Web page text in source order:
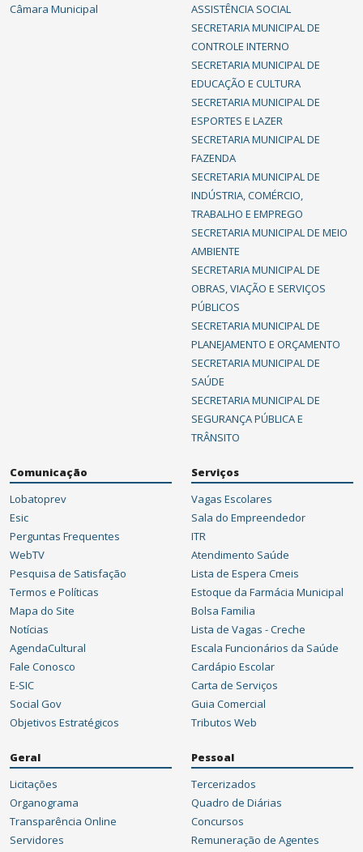
Câmara Municipal
ASSISTÊNCIA SOCIAL
SECRETARIA MUNICIPAL DE
CONTROLE INTERNO
SECRETARIA MUNICIPAL DE
EDUCAÇÃO E CULTURA
SECRETARIA MUNICIPAL DE
ESPORTES E LAZER
SECRETARIA MUNICIPAL DE
FAZENDA
SECRETARIA MUNICIPAL DE
INDÚSTRIA, COMÉRCIO,
TRABALHO E EMPREGO
SECRETARIA MUNICIPAL DE MEIO
AMBIENTE
SECRETARIA MUNICIPAL DE
OBRAS, VIAÇÃO E SERVIÇOS
PÚBLICOS
SECRETARIA MUNICIPAL DE
PLANEJAMENTO E ORÇAMENTO
SECRETARIA MUNICIPAL DE
SAÚDE
SECRETARIA MUNICIPAL DE
SEGURANÇA PÚBLICA E
TRÂNSITO
Comunicação
Lobatoprev
Esic
Perguntas Frequentes
WebTV
Pesquisa de Satisfação
Termos e Políticas
Mapa do Site
Notícias
AgendaCultural
Fale Conosco
E-SIC
Social Gov
Objetivos Estratégicos
Serviços
Vagas Escolares
Sala do Empreendedor
ITR
Atendimento Saúde
Lista de Espera Cmeis
Estoque da Farmácia Municipal
Bolsa Familia
Lista de Vagas - Creche
Escala Funcionários da Saúde
Cardápio Escolar
Carta de Serviços
Guia Comercial
Tributos Web
Geral
Licitações
Organograma
Transparência Online
Servidores
Pessoal
Tercerizados
Quadro de Diárias
Concursos
Remuneração de Agentes